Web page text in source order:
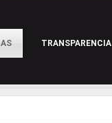
TRANSPARENCIA